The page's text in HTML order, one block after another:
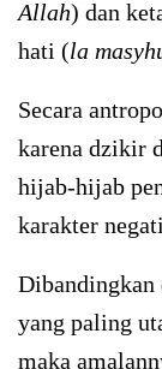
Allah) dan
hati (la
Secara
karena dzikir
hijab-hijab
karakter
Dibandingkan
yang paling
maka